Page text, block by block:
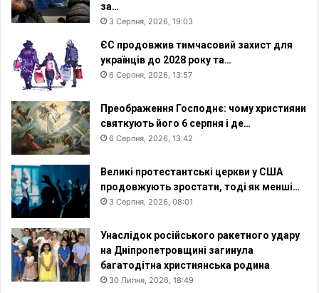
за…
3 Серпня, 2026, 19:03
ЄС продовжив тимчасовий захист для
українців до 2028 року та…
6 Серпня, 2026, 13:57
Преображення Господнє: чому християни
святкують його 6 серпня і де…
6 Серпня, 2026, 13:42
Великі протестантські церкви у США
продовжують зростати, тоді як менші…
3 Серпня, 2026, 08:01
Унаслідок російського ракетного удару
на Дніпропетровщині загинула
багатодітна християнська родина
30 Липня, 2026, 18:49